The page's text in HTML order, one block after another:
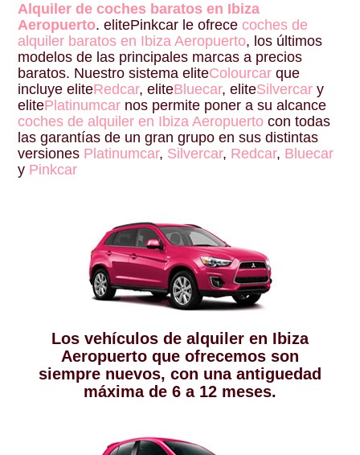
Alquiler de coches baratos en Ibiza
Aeropuerto. elitePinkcar le ofrececoches de
alquiler baratos en Ibiza Aeropuerto, los últimos
modelos de las principales marcas a precios
baratos. Nuestro sistema eliteColourcar que
incluye eliteRedcar, eliteBluecar, eliteSilvercar y
elitePlatinumcar nos permite poner a su alcance
coches de alquiler en Ibiza Aeropuerto con todas
las garantías de un gran grupo en sus distintas
versiones Platinumcar, Silvercar, Redcar, Bluecar
y Pinkcar
Los vehículos de alquiler en Ibiza
Aeropuerto que ofrecemos son
siempre nuevos, con una antiguedad
máxima de 6 a 12 meses.